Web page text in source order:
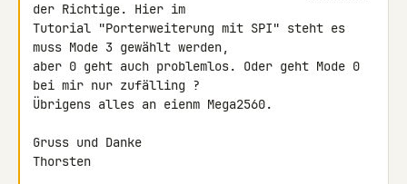
der Richtige. Hier im
Tutorial "Porterweiterung mit SPI" steht es
muss Mode 3 gewählt werden,
aber 0 geht auch problemlos. Oder geht Mode 0
bei mir nur zufälling ?
Übrigens alles an eienm Mega2560.
Gruss und Danke
Thorsten